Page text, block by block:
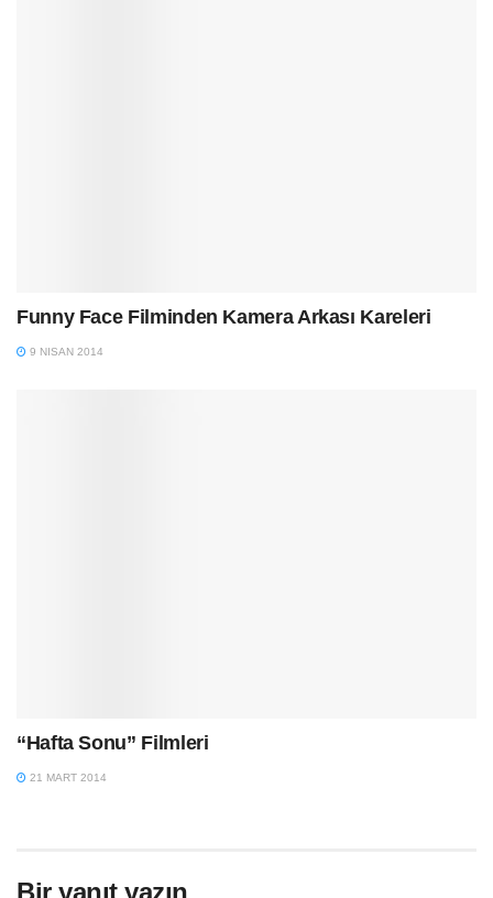
Funny Face Filminden Kamera Arkası Kareleri
9 NISAN 2014
“Hafta Sonu” Filmleri
21 MART 2014
Bir yanıt yazın